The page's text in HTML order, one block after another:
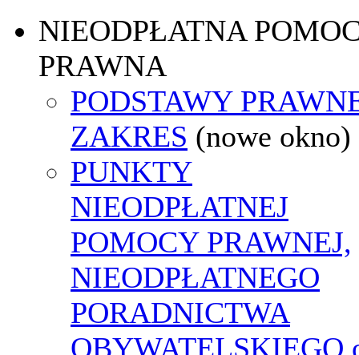
NIEODPŁATNA
PRAWNA
PODSTAWY
ZAKRES (nowe okno)
PUNKTY
NIEODPŁATNEJ
POMOCY PRAWNEJ,
NIEODPŁATNEGO
PORADNICTWA
OBYWATELSKIEGO